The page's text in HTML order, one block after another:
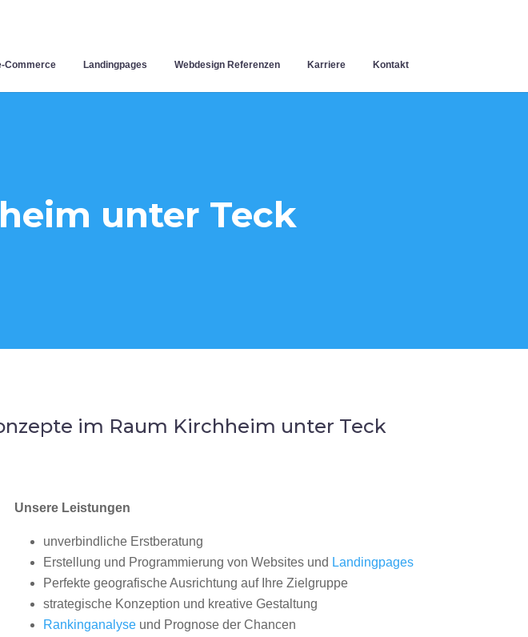
Commerce Landingpages Webdesign Referenzen Karriere Kontakt
unter Teck
im Raum Kirchheim unter Teck
Unsere Leistungen
unverbindliche Erstberatung
Erstellung und Programmierung von Websites und Landingpages
Perfekte geografische Ausrichtung auf Ihre Zielgruppe
strategische Konzeption und kreative Gestaltung
Rankinganalyseund Prognose der Chancen